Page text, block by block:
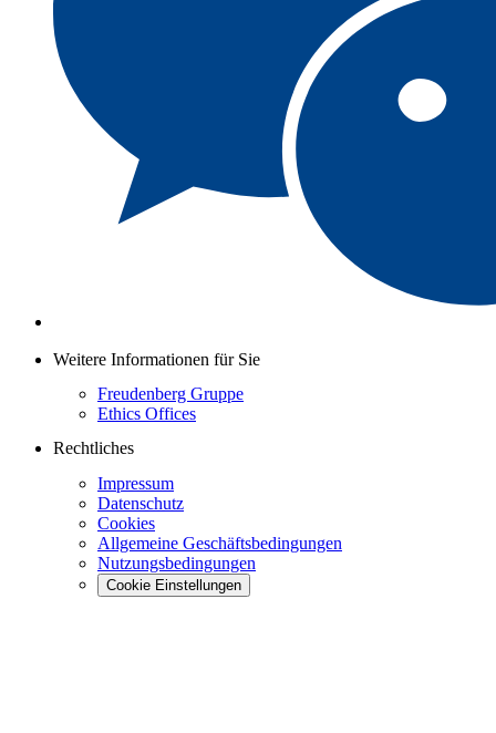
Weitere Informationen für Sie
Freudenberg Gruppe
Ethics Offices
Rechtliches
Impressum
Datenschutz
Cookies
Allgemeine Geschäftsbedingungen
Nutzungsbedingungen
Cookie Einstellungen